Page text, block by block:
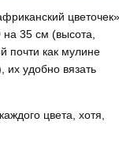
35 см (высота,
почти как мулине
их удобно вязать
цвета, хотя,